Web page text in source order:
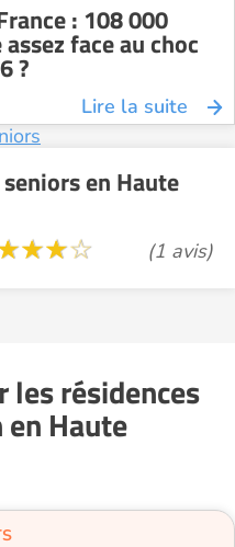
: 108 000
face au choc
?
Lire la suite
en Haute
(1 avis)
les résidences
Haute